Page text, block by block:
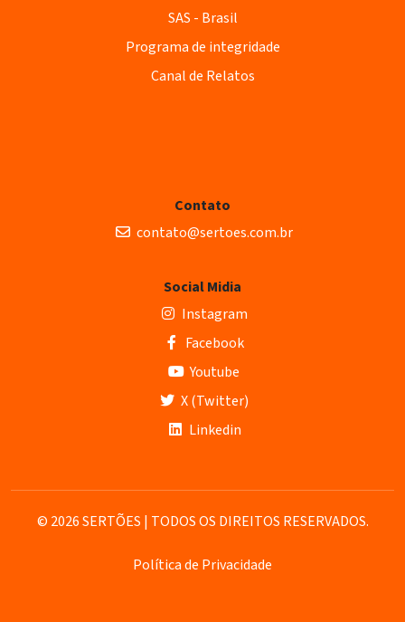
SAS - Brasil
Programa de integridade
Canal de Relatos
Contato
contato@sertoes.com.br
Social Midia
Instagram
Facebook
Youtube
X (Twitter)
Linkedin
© 2026 SERTÕES | TODOS OS DIREITOS RESERVADOS.
Política de Privacidade